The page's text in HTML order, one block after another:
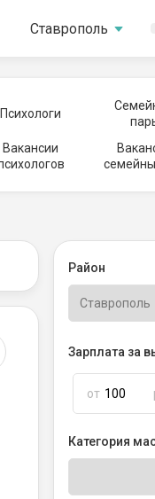
Ставрополь
Психологи
Вакансии
Район
Зарплата за
от
Категория